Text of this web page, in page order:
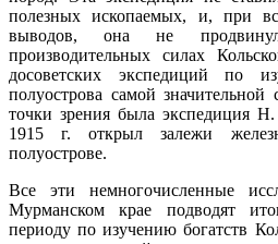
полезных ископаемых, и, при
выводов, она не
производительных силах
досоветских экспедиций по
полуострова самой
точки зрения была экспедиция
1915 г. открыл залежи
полуострове.
Все эти немногочисленные
Мурманском крае подводят
периоду по изучению богатств